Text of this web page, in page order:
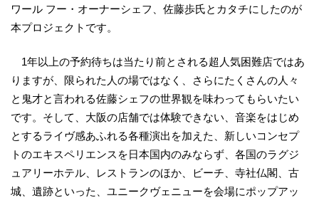
ワール フー・オーナーシェフ、佐藤歩氏とカタチにしたのが
本プロジェクトです。
1年以上の予約待ちは当たり前とされる超人気困難店ではあ
りますが、限られた人の場ではなく、さらにたくさんの人々
と鬼才と言われる佐藤シェフの世界観を味わってもらいたい
です。そして、大阪の店舗では体験できない、音楽をはじめ
とするライヴ感あふれる各種演出を加えた、新しいコンセプ
トのエキスペリエンスを日本国内のみならず、各国のラグジ
ュアリーホテル、レストランのほか、ビーチ、寺社仏閣、古
城、遺跡といった、ユニークヴェニューを会場にポップアッ